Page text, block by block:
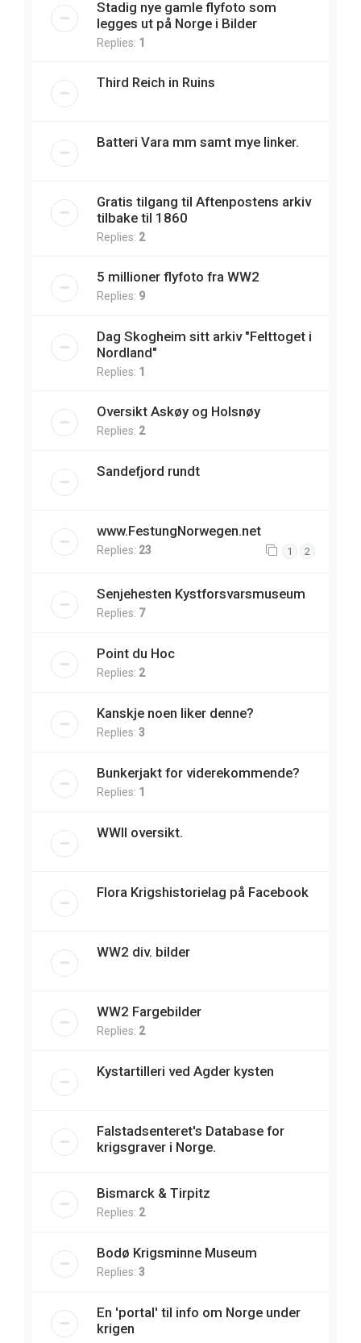
Stadig nye gamle flyfoto som
legges ut på Norge i Bilder
Replies: 1
Third Reich in Ruins
Batteri Vara mm samt mye linker.
Gratis tilgang til Aftenpostens arkiv
tilbake til 1860
Replies: 2
5 millioner flyfoto fra WW2
Replies: 9
Dag Skogheim sitt arkiv "Felttoget i
Nordland"
Replies: 1
Oversikt Askøy og Holsnøy
Replies: 2
Sandefjord rundt
www.FestungNorwegen.net
Replies: 23 1 2
Senjehesten Kystforsvarsmuseum
Replies: 7
Point du Hoc
Replies: 2
Kanskje noen liker denne?
Replies: 3
Bunkerjakt for viderekommende?
Replies: 1
WWII oversikt.
Flora Krigshistorielag på Facebook
WW2 div. bilder
WW2 Fargebilder
Replies: 2
Kystartilleri ved Agder kysten
Falstadsenteret's Database for
krigsgraver i Norge.
Bismarck & Tirpitz
Replies: 2
Bodø Krigsminne Museum
Replies: 3
En 'portal' til info om Norge under
krigen